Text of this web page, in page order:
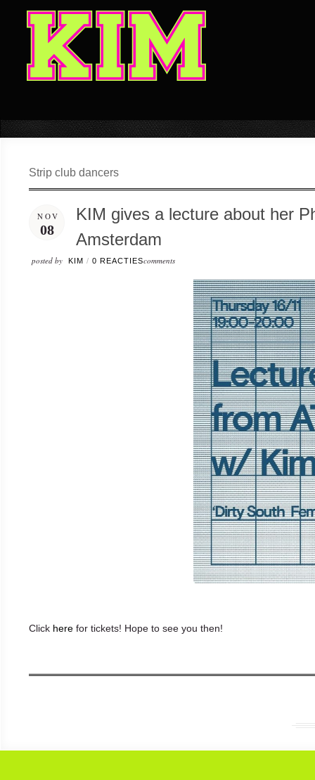
Strip club dancers
NOV
08
KIM gives a lecture about her
Amsterdam
posted by KIM / 0 REACTIEScomments
Click here for tickets! Hope to see you then!